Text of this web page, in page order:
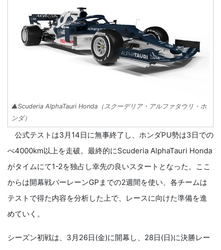
▲Scuderia AlphaTauri Honda（スクーデリア・アルファタウリ・ホ
ンダ）
公式テストは3月14日に無事終了し、ホンダPU勢は3日での
べ4000km以上を走破。最終的にScuderia AlphaTauri Honda
がタイムにて1-2を独占し幸先の良いスタートとなった。ここ
からは開幕戦バーレーンGPまでの2週間を使い、各チームは
テストで得た内容を分析した上で、レースに向けた準備を進
めていく。
シーズン初戦は、3月26日(金)に開幕し、28日(日)に決勝レー